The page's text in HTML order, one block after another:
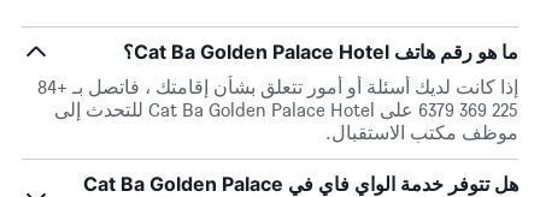
ما هو رقم هاتف Cat Ba Golden Palace Hotel؟
إذا كانت لديك أسئلة أو أمور تتعلق بشأن إقامتك ، فاتصل بـ +84
225 369 6379 على Cat Ba Golden Palace Hotel للتحدث إلى
موظف مكتب الاستقبال.
هل تتوفر خدمة الواي فاي في Cat Ba Golden Palace